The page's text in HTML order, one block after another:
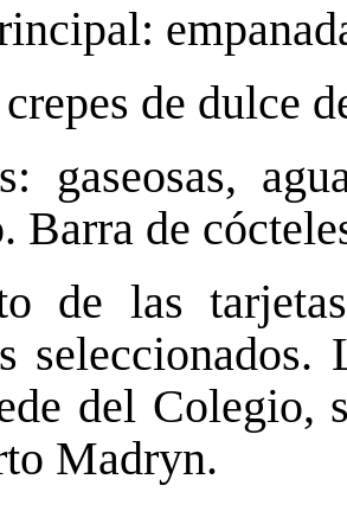
de dulce
gaseosas,
Barra de
de las
seleccionados.
del Colegio,
Madryn.